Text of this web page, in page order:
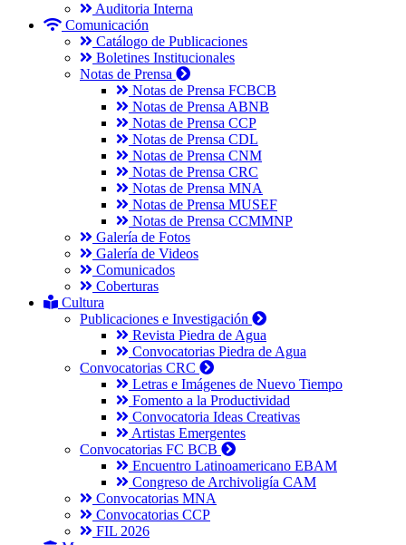
Auditoria Interna
Comunicación
Catálogo de Publicaciones
Boletines Institucionales
Notas de Prensa
Notas de Prensa FCBCB
Notas de Prensa ABNB
Notas de Prensa CCP
Notas de Prensa CDL
Notas de Prensa CNM
Notas de Prensa CRC
Notas de Prensa MNA
Notas de Prensa MUSEF
Notas de Prensa CCMMNP
Galería de Fotos
Galería de Videos
Comunicados
Coberturas
Cultura
Publicaciones e Investigación
Revista Piedra de Agua
Convocatorias Piedra de Agua
Convocatorias CRC
Letras e Imágenes de Nuevo Tiempo
Fomento a la Productividad
Convocatoria Ideas Creativas
Artistas Emergentes
Convocatorias FC BCB
Encuentro Latinoamericano EBAM
Congreso de Archivoligía CAM
Convocatorias MNA
Convocatorias CCP
FIL 2026